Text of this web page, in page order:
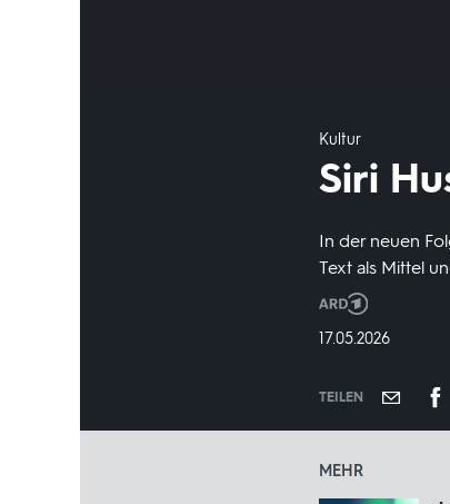
Kultur
Siri
In der neuen
Text als Mittel
Produktionsland
und
DATUM:
17.05.2026
TEILEN
MEHR